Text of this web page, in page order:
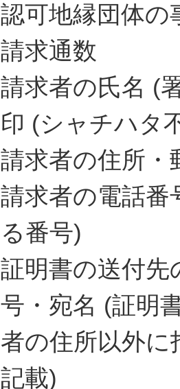
認可地縁団体の
請求通数
請求者の氏名 (
印 (シャチハタ
請求者の住所・
請求者の電話番
る番号)
証明書の送付先
号・宛名 (証明
者の住所以外に
記載)